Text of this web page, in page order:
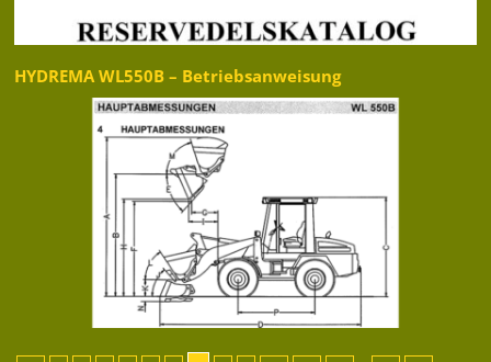
HYDREMA WL550B – Betriebsanweisung